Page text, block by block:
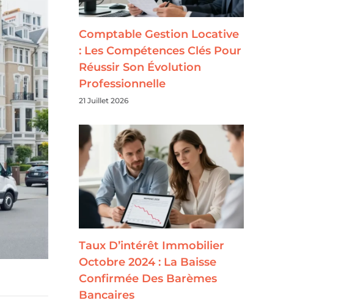
Comptable Gestion Locative
: Les Compétences Clés Pour
Réussir Son Évolution
Professionnelle
21 Juillet 2026
Taux D’intérêt Immobilier
Octobre 2024 : La Baisse
Confirmée Des Barèmes
Bancaires